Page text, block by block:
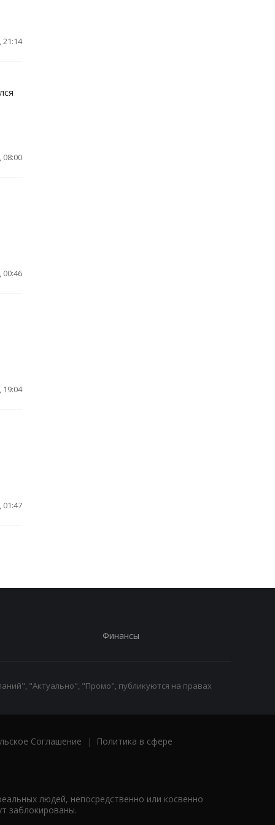
21:14
08:00
00:46
19:04
01:47
Финансы
"Актуально", "Промо", публикуются на правах
Соглашение |
Политика в сфере
людей, непосредственно или косвенно
заблокированы.